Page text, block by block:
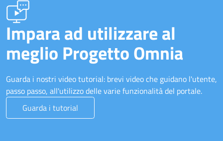
Impara ad utilizzare al
meglio Progetto Omnia
Guarda i nostri video tutorial: brevi video che guidano l'utente,
passo passo, all'utilizzo delle varie funzionalità del portale.
Guarda i tutorial